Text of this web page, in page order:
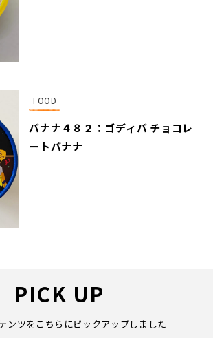
FOOD
バナナ４８２：ゴディバ チョコレ
ートバナナ
PICK UP
ンツをこちらにピックアップしました